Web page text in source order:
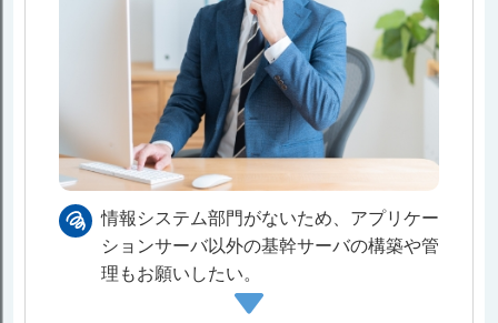
情報システム部⾨がないため、アプリケー
ションサーバ以外の基幹サーバの構築や管
理もお願いしたい。